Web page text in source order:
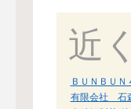
近
ＢＵＮＢＵＮ
有限会社 石